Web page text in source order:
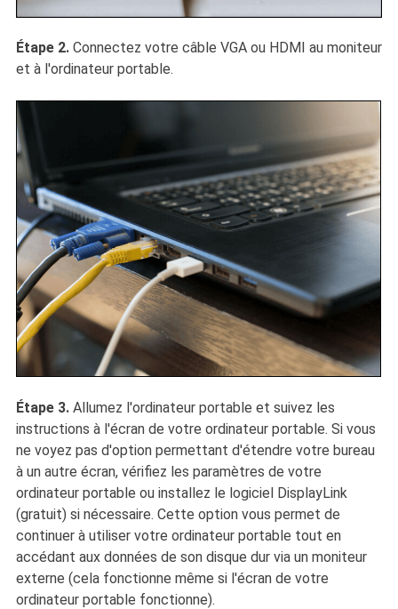
Étape 2.Connectez votre câble VGA ou HDMI au moniteur
et à l'ordinateur portable.
Étape 3.Allumez l'ordinateur portable et suivez les
instructions à l'écran de votre ordinateur portable. Si vous
ne voyez pas d'option permettant d'étendre votre bureau
à un autre écran, vérifiez les paramètres de votre
ordinateur portable ou installez le logiciel DisplayLink
(gratuit) si nécessaire. Cette option vous permet de
continuer à utiliser votre ordinateur portable tout en
accédant aux données de son disque dur via un moniteur
externe (cela fonctionne même si l'écran de votre
ordinateur portable fonctionne).